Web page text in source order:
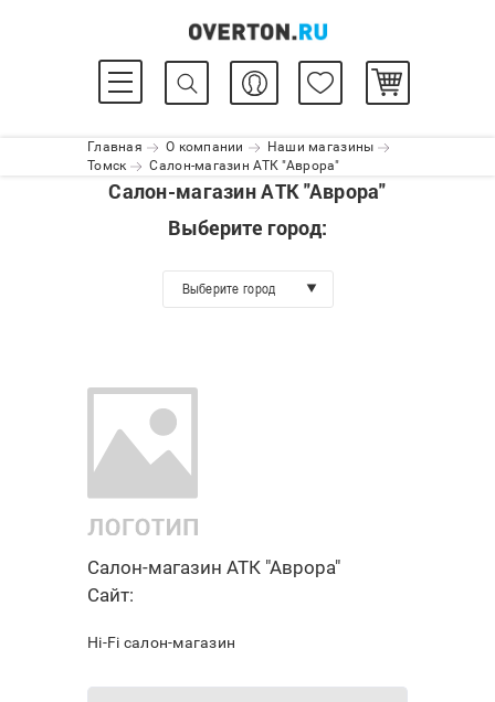
Главная О компании
Наши магазины
Томск
Салон-магазин АТК "Аврора"
Салон-магазин АТК "Аврора"
Выберите город:
Выберите город
Салон-магазин АТК "Аврора"
Сайт:
Hi-Fi салон-магазин